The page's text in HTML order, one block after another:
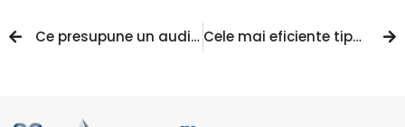
Ce presupune un audit de mediu? Cele mai eficiente tipuri de energie regenerabila